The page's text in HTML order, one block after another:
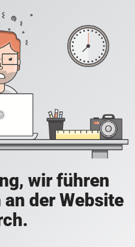
wir führen
der Website